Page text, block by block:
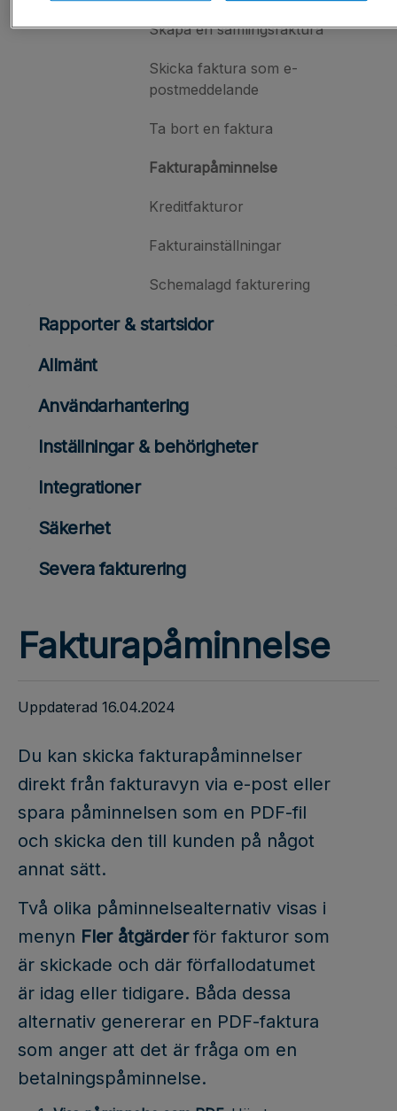
Skapa en samlingsfaktura
Skicka faktura som e-
postmeddelande
Ta bort en faktura
Fakturapåminnelse
Kreditfakturor
Fakturainställningar
Schemalagd fakturering
Rapporter & startsidor
Allmänt
Användarhantering
Inställningar & behörigheter
Integrationer
Säkerhet
Severa fakturering
Fakturapåminnelse
Uppdaterad 16.04.2024
Du kan skicka fakturapåminnelser
direkt från fakturavyn via e-post eller
spara påminnelsen som en PDF-fil
och skicka den till kunden på något
annat sätt.
Två olika påminnelsealternativ visas i
menyn Fler åtgärderför fakturor som
är skickade och där förfallodatumet
är idag eller tidigare. Båda dessa
alternativ genererar en PDF-faktura
som anger att det är fråga om en
betalningspåminnelse.